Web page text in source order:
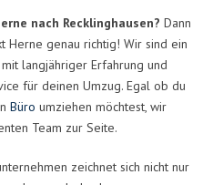
nach Recklinghausen? Dann
Herne genau richtig! Wir sind ein
mit langjähriger Erfahrung und
für deinen Umzug. Egal ob du
Büro umziehen möchtest, wir
Team zur Seite.
zeichnet sich nicht nur